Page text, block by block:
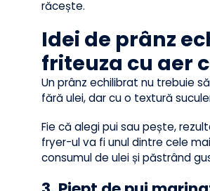
Așază-l într-un singur strat în
După gătire, lasă năutul să
răcește.
Idei de prânz
friteuza cu aer
Un prânz echilibrat nu
fără ulei, dar cu o textură